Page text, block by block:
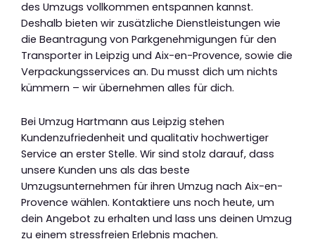
des Umzugs vollkommen entspannen kannst.
Deshalb bieten wir zusätzliche Dienstleistungen wie
die Beantragung von Parkgenehmigungen für den
Transporter in Leipzig und Aix-en-Provence, sowie die
Verpackungsservices an. Du musst dich um nichts
kümmern – wir übernehmen alles für dich.
Bei Umzug Hartmann aus Leipzig stehen
Kundenzufriedenheit und qualitativ hochwertiger
Service an erster Stelle. Wir sind stolz darauf, dass
unsere Kunden uns als das beste
Umzugsunternehmen für ihren Umzug nach Aix-en-
Provence wählen. Kontaktiere uns noch heute, um
dein Angebot zu erhalten und lass uns deinen Umzug
zu einem stressfreien Erlebnis machen.